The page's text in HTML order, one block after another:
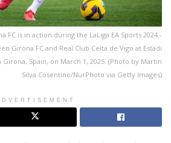
FC is in action during the LaLiga EA Sports 2024 -
Girona FC and Real Club Celta de Vigo at Estadi
Spain, on March 1, 2025. (Photo by Martin
Silva Cosentino/NurPhoto via Getty Images)